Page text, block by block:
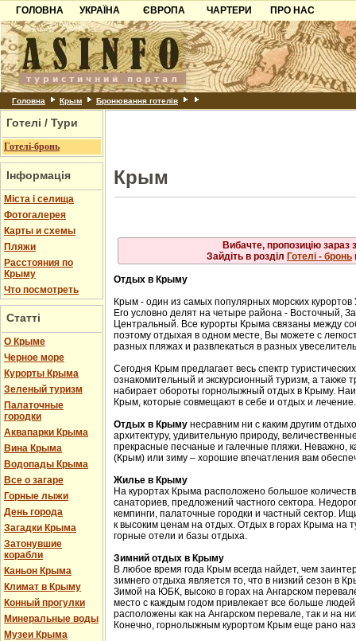
ГОЛОВНА
УКРАЇНА
Карпати
Азов
Причорноморря
Шацьк
ЄВРОПА
Чорногорія
Хорватія
Болгарія
Албанія
ЧАРТЕРИ
ПРО НАС
Контакти
Партнерам
Додати готель
Головна Крым Бронювання готелів
Готелі / Тури
Готелі-бронь
Інформація
Міста і селища
Фотогалерея
Карты и схемы
Пляжи
Расстояния по
Крыму
Что посмотреть
Статті
О Крыме
Черное море
Курорты Крыма
Зеленый туризм
Палаточные
городки
Аквапарки Крыма
Вина Крыма
Водопады Крыма
Все о загаре
Горные лыжи
День города
Загадки Крыма
Затонувшие
корабли
Каньон Крыма
Климат в Крыму
Конный прогулки
Минеральные воды
Музеи Крыма
Крым
Вибачте, пропозицію зараз
Зайдіть в розділ Готелі - бронь
Отдых в Крыму
Крым - один из самых популярных морских
Его условно делят на четыре района -
Центральный. Все курорты Крыма связаны между
поэтому отдыхая в одном месте, Вы можете с
разных пляжах и развлекаться в разных
Сегодня Крым предлагает весь спектр
ознакомительный и экскурсионный туризм, а
набирает обороты горнолыжный отдых в Крыму.
Крым, которые совмещают в себе и отдых и лечение.
Отдых в Крыму несравним ни с каким другим
архитектуру, удивительную природу,
прекрасные песчаные и галечные пляжи. Неважно,
(Крым) или зиму – хорошие впечатления вам
Жилье в Крыму
На курортах Крыма расположено большое
санаториев, предложений частного сектора.
кемпинги, палаточные городки и частный сектор.
к высоким ценам на отдых. Отдых в горах Крыма на
горные отели и базы отдыха.
Зимний отдых в Крыму
В любое время года Крым всегда найдет, чем
зимнего отдыха является то, что в низкий сезон в
Зимой на ЮБК, высоко в горах на Ангарском
место с каждым годом привлекает все больше
расположены как на Ангарском перевале, так и на
Конечно, горнолыжным курортом Крым еще рано
Айя
Алупка
Алушта
Гурзуф
Ласпі
Місхор